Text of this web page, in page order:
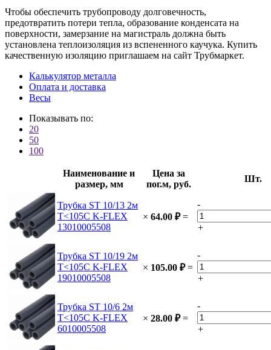
Чтобы обеспечить трубопроводу долговечность,
предотвратить потери тепла, образование конденсата на
поверхности, замерзание на магистраль должна быть
установлена теплоизоляция из вспененного каучука. Купить
качественную изоляцию приглашаем на сайт Трубмаркет.
Калькулятор металла
Оплата и доставка
Весы
Показывать по:
20
50
100
Наименование и
размер, мм
Цена за
пог.м, руб.
Шт.
Трубка ST 10/13 2м
T<105C K-FLEX
13010005508
× 64.00 ₽ =
-
+
Трубка ST 10/19 2м
Т<105C K-FLEX
19010005508
× 105.00 ₽ =
-
+
Трубка ST 10/6 2м
Т<105C K-FLEX
6010005508
× 28.00 ₽ =
-
+